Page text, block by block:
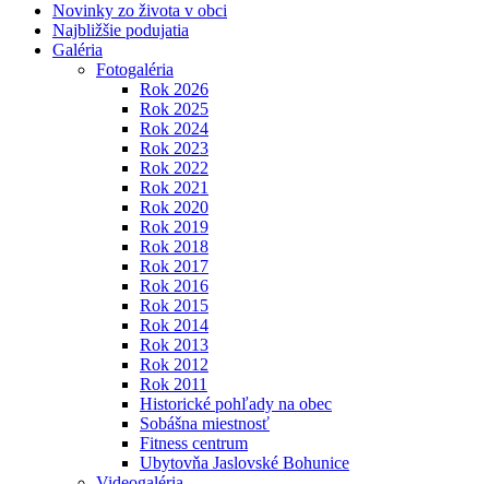
Novinky zo života v obci
Najbližšie podujatia
Galéria
Fotogaléria
Rok 2026
Rok 2025
Rok 2024
Rok 2023
Rok 2022
Rok 2021
Rok 2020
Rok 2019
Rok 2018
Rok 2017
Rok 2016
Rok 2015
Rok 2014
Rok 2013
Rok 2012
Rok 2011
Historické pohľady na obec
Sobášna miestnosť
Fitness centrum
Ubytovňa Jaslovské Bohunice